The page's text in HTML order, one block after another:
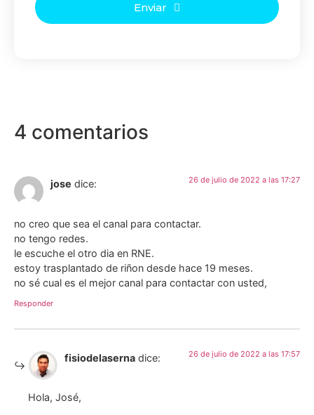
Enviar
4 comentarios
jose dice: 26 de julio de 2022 a las 17:27
no creo que sea el canal para contactar.
no tengo redes.
le escuche el otro dia en RNE.
estoy trasplantado de riñon desde hace 19 meses.
no sé cual es el mejor canal para contactar con usted,
Responder
fisiodelaserna dice: 26 de julio de 2022 a las 17:57
Hola, José,